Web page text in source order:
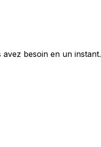
besoin en un instant.